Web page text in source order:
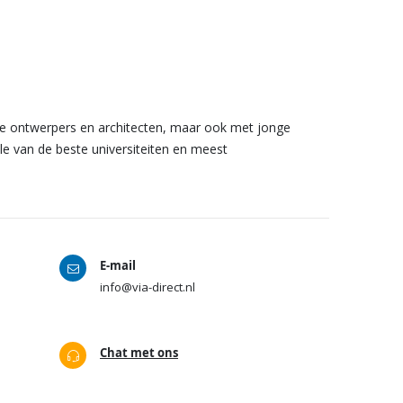
ontwerpers en architecten, maar ook met jonge
van de beste universiteiten en meest
E-mail
info@via-direct.nl
Chat met ons